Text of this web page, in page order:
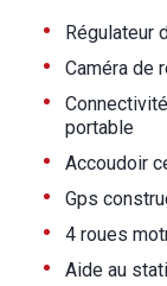
• Régulateur
• Caméra de
•
portable
• Accoudoir
• Gps
• 4 roues
• Aide au